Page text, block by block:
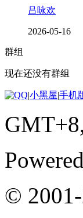
吕咏欢
2026-05-16
群组
现在还没有群组
|小黑屋|手机
©